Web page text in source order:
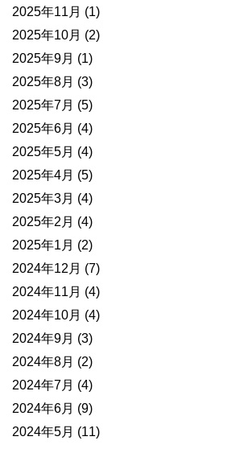
2025年11月 (1)
2025年10月 (2)
2025年9月 (1)
2025年8月 (3)
2025年7月 (5)
2025年6月 (4)
2025年5月 (4)
2025年4月 (5)
2025年3月 (4)
2025年2月 (4)
2025年1月 (2)
2024年12月 (7)
2024年11月 (4)
2024年10月 (4)
2024年9月 (3)
2024年8月 (2)
2024年7月 (4)
2024年6月 (9)
2024年5月 (11)